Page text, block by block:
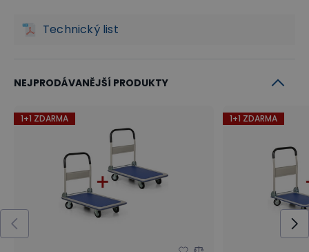
Technický list
NEJPRODÁVANĚJŠÍ PRODUKTY
1+1 ZDARMA 1+1 ZDARMA